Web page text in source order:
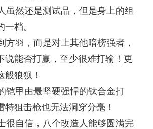
然还是测试品，但是身上的组
档。
羽，而是对上其他暗榜强者，
说能否打赢，至少很难打输！更
般狼狈！
甲由最坚硬强悍的钛合金打
特狙击枪也无法洞穿分毫！
自信，八个改造人能够圆满完